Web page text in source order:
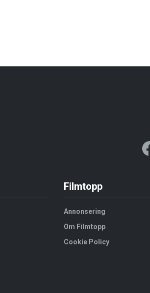
Filmtopp
Annonsering
Om Filmtopp
Cookie Policy